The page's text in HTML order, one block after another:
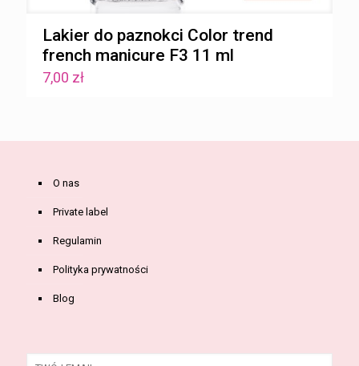
Lakier do paznokci Color trend
french manicure F3 11 ml
7,00 zł
O nas
Private label
Regulamin
Polityka prywatności
Blog